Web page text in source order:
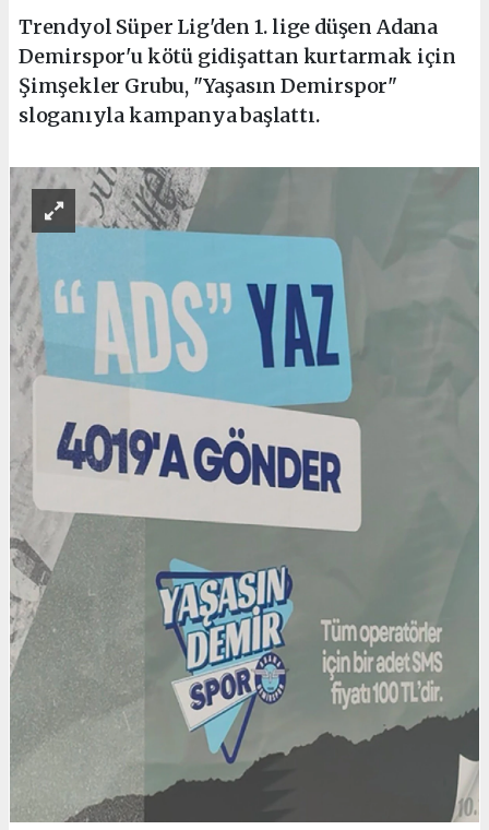
Trendyol Süper Lig'den 1. lige düşen Adana
Demirspor'u kötü gidişattan kurtarmak için
Şimşekler Grubu, "Yaşasın Demirspor"
sloganıyla kampanya başlattı.